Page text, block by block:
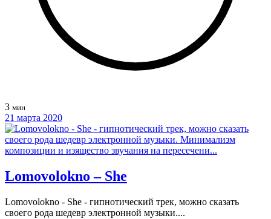
3 мин
21 марта 2020
Lomovolokno – She
Lomovolokno - She - гипнотический трек, можно сказать
своего рода шедевр электронной музыки....